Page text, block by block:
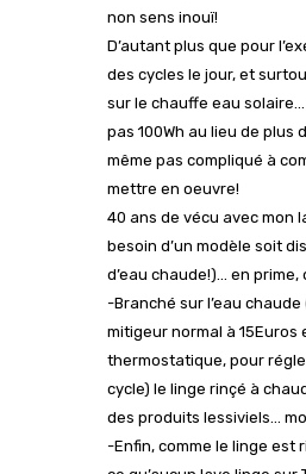
non sens inouï!
D’autant plus que pour
des cycles le jour, et
sur le chauffe eau
pas 100Wh au lieu de plus
même pas compliqué à
mettre en oeuvre!
40 ans de vécu avec mon
besoin d’un modèle soit
d’eau chaude!)… en
-Branché sur l’eau
mitigeur normal à
thermostatique, pour
cycle) le linge rinçé à
des produits lessiviels…
-Enfin, comme le linge est